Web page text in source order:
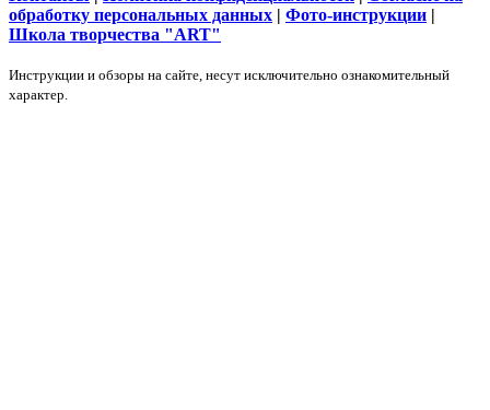
обработку персональных данных | Фото-инструкции |
Школа творчества "ART"
Инструкции и обзоры на сайте, несут исключительно ознакомительный
характер.